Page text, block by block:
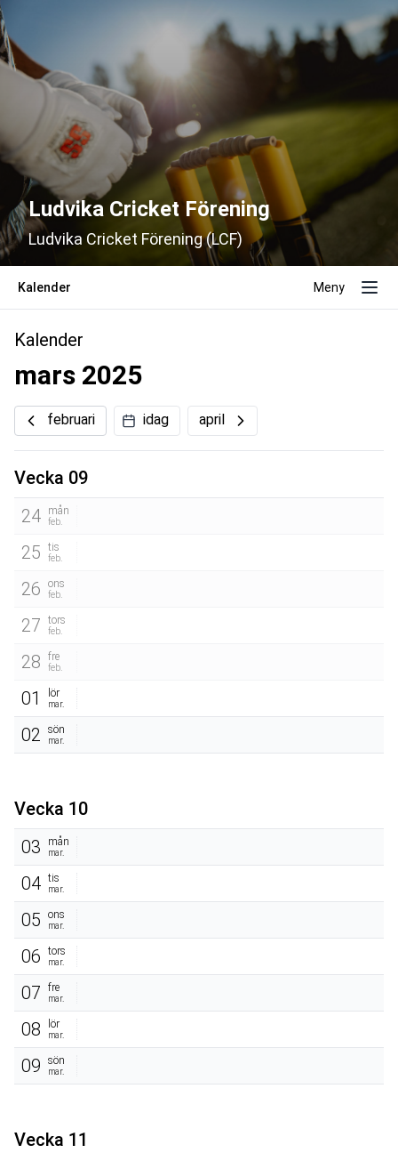
Ludvika Cricket Förening
Ludvika Cricket Förening (LCF)
Kalender Meny
Kalender
mars 2025
februari idag april
Vecka 09
24
mån
feb.
25 tis
feb.
26 ons
feb.
27 tors
feb.
28 fre
feb.
01 lör
mar.
02 sön
mar.
Vecka 10
03
mån
mar.
04 tis
mar.
05 ons
mar.
06 tors
mar.
07 fre
mar.
08 lör
mar.
09 sön
mar.
Vecka 11